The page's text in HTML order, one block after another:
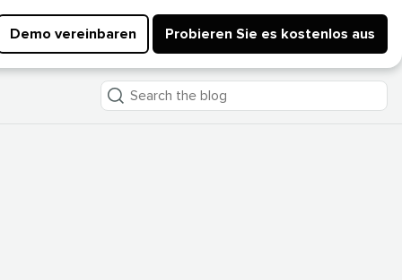
Demo vereinbaren Probieren Sie es kostenlos aus
Search